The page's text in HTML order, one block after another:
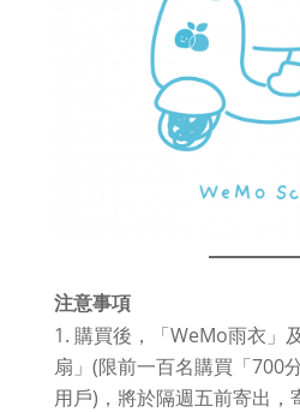
注意事項
購買後，「WeMo雨衣」
扇」(限前一百名購買「700
用戶)，將於隔週五前寄出，